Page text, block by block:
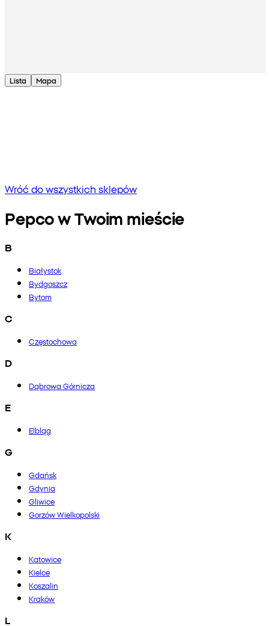
Lista Mapa
Wróć do wszystkich sklepów
Pepco w Twoim mieście
B
Białystok
Bydgoszcz
Bytom
C
Częstochowa
D
Dąbrowa Górnicza
E
Elbląg
G
Gdańsk
Gdynia
Gliwice
Gorzów Wielkopolski
K
Katowice
Kielce
Koszalin
Kraków
L